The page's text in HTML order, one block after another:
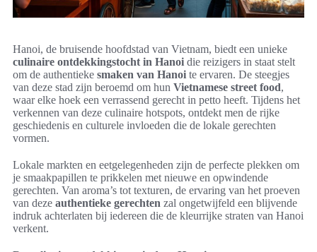
Hanoi, de bruisende hoofdstad van Vietnam, biedt een unieke
culinaire ontdekkingstocht in Hanoi die reizigers in staat stelt
om de authentieke smaken van Hanoi te ervaren. De steegjes
van deze stad zijn beroemd om hun Vietnamese street food,
waar elke hoek een verrassend gerecht in petto heeft. Tijdens het
verkennen van deze culinaire hotspots, ontdekt men de rijke
geschiedenis en culturele invloeden die de lokale gerechten
vormen.
Lokale markten en eetgelegenheden zijn de perfecte plekken om
je smaakpapillen te prikkelen met nieuwe en opwindende
gerechten. Van aroma’s tot texturen, de ervaring van het proeven
van deze authentieke gerechten zal ongetwijfeld een blijvende
indruk achterlaten bij iedereen die de kleurrijke straten van Hanoi
verkent.